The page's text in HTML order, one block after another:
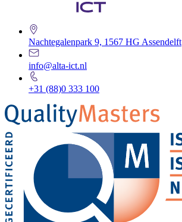
Nachtegalenpark 9, 1567 HG Assendelft
info@alta-ict.nl
+31 (88)0 333 100